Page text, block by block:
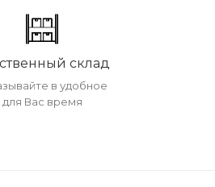
склад
в удобное
для Вас время